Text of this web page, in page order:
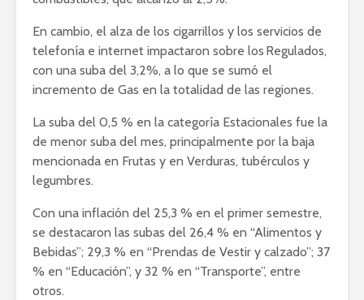
En cambio, el alza de los cigarrillos y los servicios de
telefonía e internet impactaron sobre los Regulados,
con una suba del 3,2%, a lo que se sumó el
incremento de Gas en la totalidad de las regiones.
La suba del 0,5 % en la categoría Estacionales fue la
de menor suba del mes, principalmente por la baja
mencionada en Frutas y en Verduras, tubérculos y
legumbres.
Con una inflación del 25,3 % en el primer semestre,
se destacaron las subas del 26,4 % en “Alimentos y
Bebidas”; 29,3 % en “Prendas de Vestir y calzado”; 37
% en “Educación”, y 32 % en “Transporte”, entre
otros.